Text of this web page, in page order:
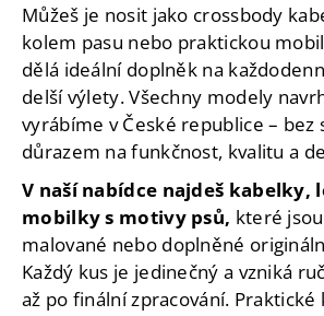
í
p
r
v
k
y
v
ý
p
i
s
u
Můžeš je nosit jako crossbody
kolem pasu nebo praktickou
dělá ideální doplněk na
delší výlety. Všechny modely
vyrábíme v České republice – bez
důrazem na funkčnost, kvalitu a
V naší nabídce najdeš kabelky,
mobilky s motivy psů, které
malované nebo doplněné
Každý kus je jedinečný a vzniká
až po finální zpracování. Praktické